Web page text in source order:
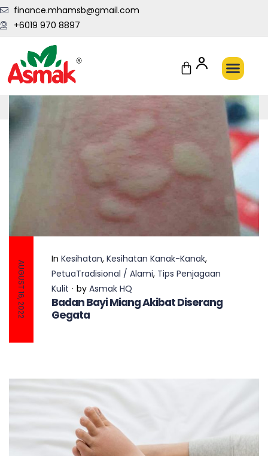
+6019 970 8897
finance.mhamsb@gmail.com
Penghantaran Pantas Setiap Hari
AUGUST 16, 2022
In Kesihatan, Kesihatan Kanak-Kanak,
PetuaTradisional / Alami, Tips Penjagaan
Kulit
by Asmak HQ
Badan Bayi Miang Akibat Diserang
Gegata